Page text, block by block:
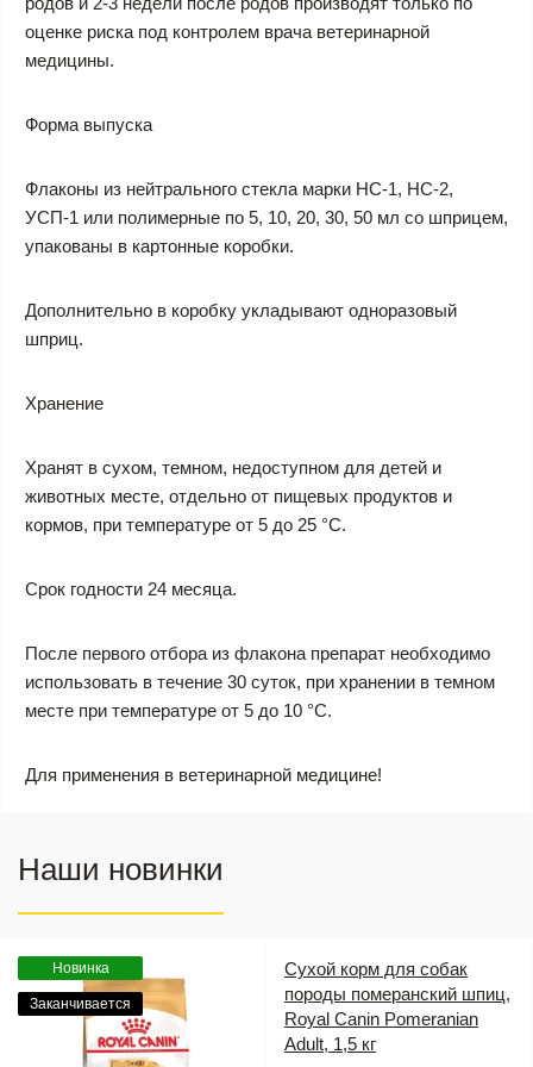
оценке риска под контролем врача ветеринарной
медицины.
Форма выпуска
Флаконы из нейтрального стекла марки НС-1, НС-2,
УСП-1 или полимерные по 5, 10, 20, 30, 50 мл со шприцем,
упакованы в картонные коробки.
Дополнительно в коробку укладывают одноразовый
шприц.
Хранение
Хранят в сухом, темном, недоступном для детей и
животных месте, отдельно от пищевых продуктов и
кормов, при температуре от 5 до 25 °С.
Срок годности 24 месяца.
После первого отбора из флакона препарат необходимо
использовать в течение 30 суток, при хранении в темном
месте при температуре от 5 до 10 °С.
Для применения в ветеринарной медицине!
Наши новинки
Новинка
Заканчивается
Сухой корм для собак
породы померанский шпиц,
Royal Canin Pomeranian
Adult, 1,5 кг